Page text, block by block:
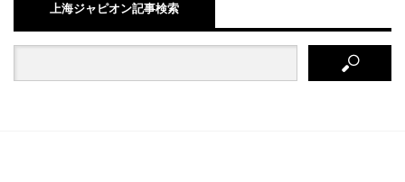
上海ジャピオン記事検索